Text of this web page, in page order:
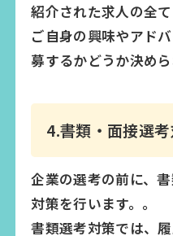
紹介された求人の全
ご自身の興味やアド
募するかどうか決めら
4.書類・面接選
企業の選考の前に、
対策を行います。。
書類選考対策では、